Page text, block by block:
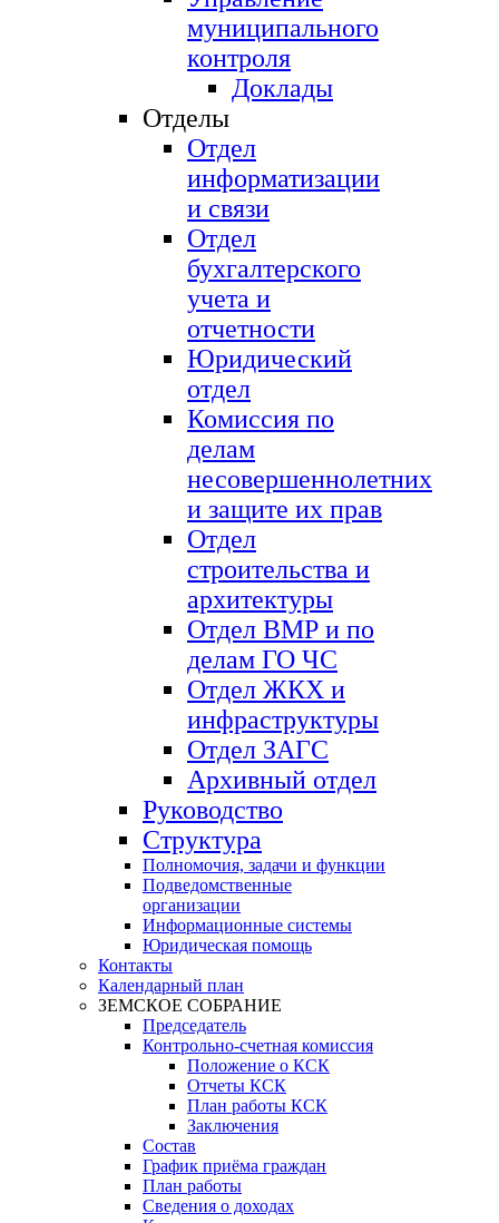
муниципального
контроля
Доклады
Отделы
Отдел
информатизации
и связи
Отдел
бухгалтерского
учета и
отчетности
Юридический
отдел
Комиссия по
делам
несовершеннолетних
и защите их прав
Отдел
строительства и
архитектуры
Отдел ВМР и по
делам ГО ЧС
Отдел ЖКХ и
инфраструктуры
Отдел ЗАГС
Архивный отдел
Руководство
Структура
Полномочия, задачи и функции
Подведомственные
организации
Информационные системы
Юридическая помощь
Контакты
Календарный план
ЗЕМСКОЕ СОБРАНИЕ
Председатель
Контрольно-счетная комиссия
Положение о КСК
Отчеты КСК
План работы КСК
Заключения
Состав
График приёма граждан
План работы
Сведения о доходах